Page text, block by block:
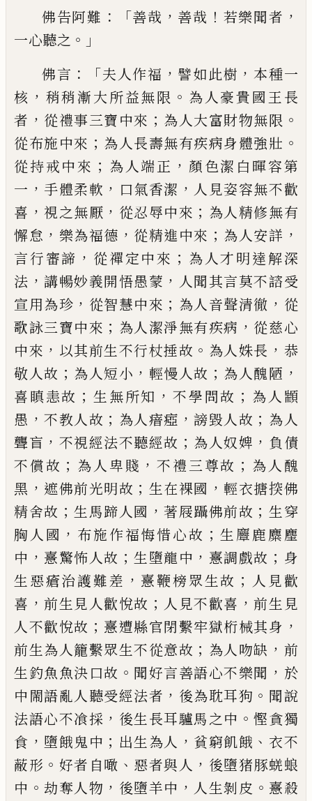
佛告阿難 ：「善哉 ， 善哉 ！ 若樂聞者 ，
一心聽之 。」
佛言 ：「夫人作福 ， 譬如此樹 ，本種一
核 ， 稍稍漸大所益無限 。 為人豪貴國王長
者 ， 從禮事三寶中來 ； 為人大富財物無限 。
從布施中來 ； 為人長壽無有疾病身體強壯 。
從持戒中來 ； 為人端正 ， 顏色潔白暉容第
一 ， 手體柔軟 ， 口氣香潔 ， 人見姿容無不歡
喜 ，視之無厭 ， 從忍辱中來 ； 為人精修無有
懈怠 ， 樂為福德 ， 從精進中來 ； 為人安詳 ，
言行審諦 ， 從禪定中來 ； 為人才明達解深
法 ， 講暢妙義開悟愚蒙 ， 人聞其言莫不諮受
宣用為珍 ， 從智慧中來 ； 為人音聲清徹 ， 從
歌詠三寶中來 ； 為人潔淨無有疾病 ， 從慈心
中來 ， 以其前生不行杖捶故 。 為人姝長 ， 恭
敬人故 ； 為人短小 ， 輕慢人故 ； 為人醜陋 ，
喜瞋恚故 ； 生無所知 ， 不學問故 ； 為人顓
愚 ，不教人故 ； 為人瘖瘂 ，謗毀人故 ； 為人
聾盲 ， 不視經法不聽經故 ； 為人奴婢 ， 負債
不償故 ； 為人卑賤 ，不禮三尊故 ； 為人醜
黑 ， 遮佛前光明故 ； 生在裸國 ，輕衣搪揬佛
精舍故 ； 生馬蹄人國 ，著屐躡佛前故 ； 生穿
胸人國 ， 布施作福悔惜心故 ； 生麞鹿麋麈
中 ， 憙驚怖人故 ； 生墮龍中 ， 憙調戲故 ； 身
生惡瘡治護難差 ， 憙鞭榜眾生故 ； 人見歡
喜 ，前生見人歡悅故 ； 人見不歡喜 ，前生見
人不歡悅故 ； 憙遭縣官閉繫牢獄桁械其身 ，
前生為人籠繫眾生不從意故 ； 為人吻缺 ， 前
生釣魚魚決口故 。 聞好言善語心不樂聞 ， 於
中閙語亂人聽受經法者 ， 後為耽耳狗 。 聞說
法語心不飡採 ， 後生長耳驢馬之中 。慳貪獨
食 ， 墮餓鬼中 ； 出生為人 ， 貧窮飢餓 、 衣不
蔽形 。 好者自噉 、 惡者與人 ， 後墮猪豚蜣蜋
中 。劫奪人物 ， 後墮羊中 ， 人生剝皮 。 憙殺